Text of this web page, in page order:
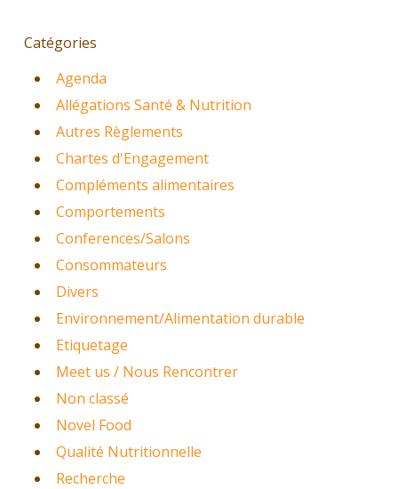
Catégories
Agenda
Allégations Santé & Nutrition
Autres Règlements
Chartes d'Engagement
Compléments alimentaires
Comportements
Conferences/Salons
Consommateurs
Divers
Environnement/Alimentation durable
Etiquetage
Meet us / Nous Rencontrer
Non classé
Novel Food
Qualité Nutritionnelle
Recherche